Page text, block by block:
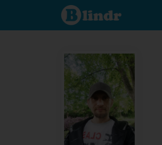
Spoznaj čo je
pod maskou.
Zoznamovacia